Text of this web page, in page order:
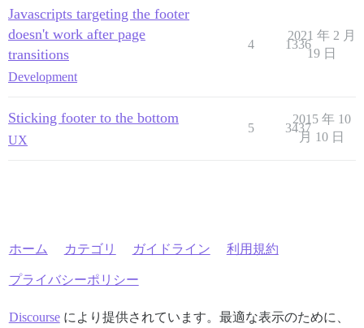
Javascripts targeting the footer
doesn't work after page
transitions
Development
4 1336
2021 年 2 月
19 日
Sticking footer to the bottom
UX
5 3437
2015 年 10
月 10 日
ホーム カテゴリ ガイドライン 利用規約
プライバシーポリシー
Discourseにより提供されています。最適な表示のために、